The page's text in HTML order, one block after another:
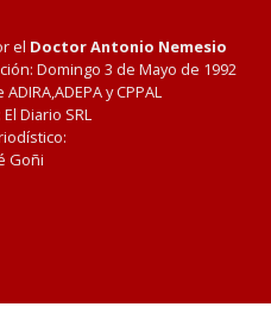
el Doctor Antonio Nemesio
Domingo 3 de Mayo de 1992
y CPPAL
Diario SRL
Goñi